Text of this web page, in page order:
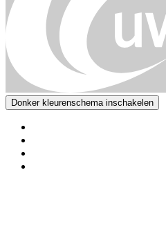
Donker kleurenschema inschakelen